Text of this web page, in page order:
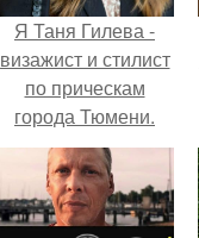
Я Таня Гилева -
визажист и стилист
по прическам
города Тюмени.